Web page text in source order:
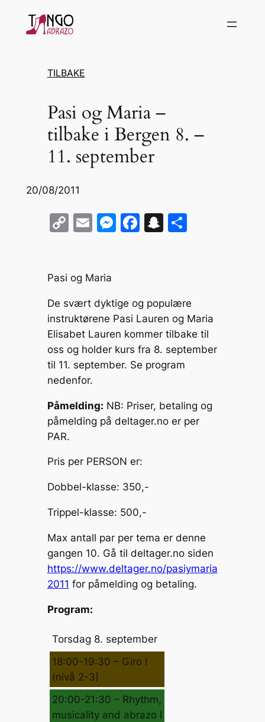
Hopp
TILBAKE
Pasi og Maria –
tilbake i Bergen 8. –
11. september
20/08/2011
C
y
Li
n
k
E
l
M
e
n
g
er
F
b
o
o
k
S
c
h
at
S
Pasi og Maria
De svært dyktige og populære
instruktørene Pasi Lauren og Maria
Elisabet Lauren kommer tilbake til
oss og holder kurs fra 8. september
til 11. september. Se program
nedenfor.
Påmelding: NB: Priser, betaling og
påmelding på deltager.no er per
PAR.
Pris per PERSON er:
Dobbel-klasse: 350,-
Trippel-klasse: 500,-
Max antall par per tema er denne
gangen 10. Gå til deltager.no siden
https://www.deltager.no/pasiymaria
2011 for påmelding og betaling.
Program:
Torsdag 8. september
18:00-19:30 – Giro I
(nivå 2-3)
20:00-21:30 – Rhythm,
musicality and abrazo I